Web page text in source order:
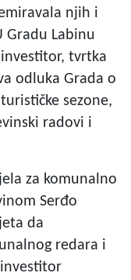
njih i
Gradu Labinu
tvrtka
odluka Grada o
sezone,
radovi i
za komunalno
Serđo
da
redara i